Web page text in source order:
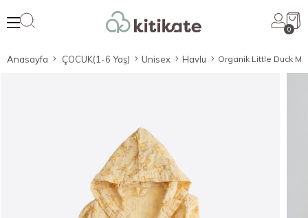
0
Anasayfa ÇOCUK(1-6 Yaş) Unisex Havlu Organik Little Duck